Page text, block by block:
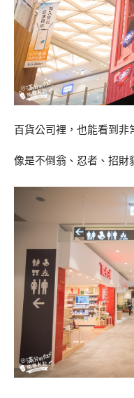
百貨公司裡，也能看到非
像是不倒翁、忍者、招財